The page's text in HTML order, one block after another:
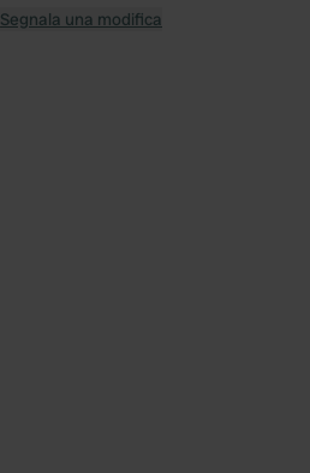
Segnala una modifica